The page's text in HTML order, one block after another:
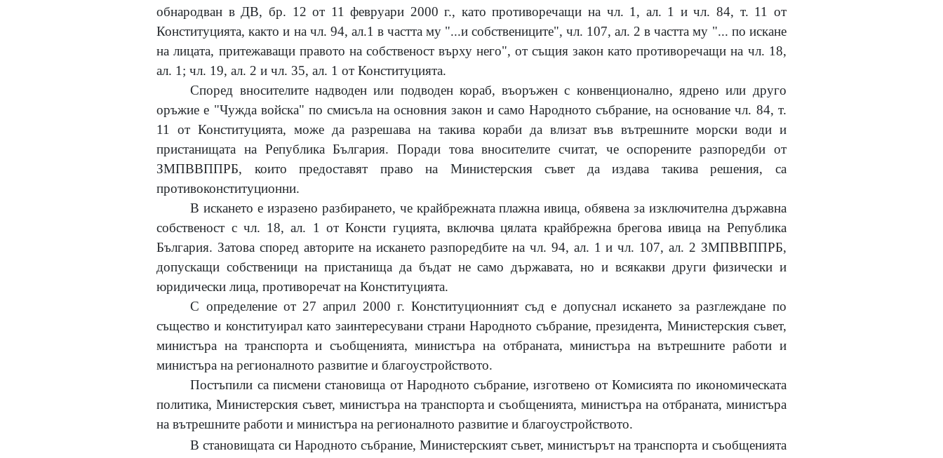
обнародван в ДВ, бр. 12 от 11 февруари 2000 г., като противоречащи на чл. 1, ал. 1 и чл. 84, т. 11 от
Конституцията, както и на чл. 94, ал.1 в частта му "...и собствениците", чл. 107, ал. 2 в частта му "... по искане
на лицата, притежаващи правото на собственост върху него", от същия закон като противоречащи на чл. 18,
ал. 1; чл. 19, ал. 2 и чл. 35, ал. 1 от Конституцията.
Според вносителите надводен или подводен кораб, въоръжен с конвенционално, ядрено или друго
оръжие е "Чужда войска" по смисъла на основния закон и само Народното събрание, на основание чл. 84, т.
11 от Конституцията, може да разрешава на такива кораби да влизат във вътрешните морски води и
пристанищата на Република България. Поради това вносителите считат, че оспорените разпоредби от
ЗМПВВППРБ, които предоставят право на Министерския съвет да издава такива решения, са
противоконституционни.
В искането е изразено разбирането, че крайбрежната плажна ивица, обявена за изключителна държавна
собственост с чл. 18, ал. 1 от Консти гуцията, включва цялата крайбрежна брегова ивица на Република
България. Затова според авторите на искането разпоредбите на чл. 94, ал. 1 и чл. 107, ал. 2 ЗМПВВППРБ,
допускащи собственици на пристанища да бъдат не само държавата, но и всякакви други физически и
юридически лица, противоречат на Конституцията.
С определение от 27 април 2000 г. Конституционният съд е допуснал искането за разглеждане по
същество и конституирал като заинтересувани страни Народното събрание, президента, Министерския съвет,
министъра на транспорта и съобщенията, министъра на отбраната, министъра на вътрешните работи и
министъра на регионалното развитие и благоустройството.
Постъпили са писмени становища от Народното събрание, изготвено от Комисията по икономическата
политика, Министерския съвет, министъра на транспорта и съобщенията, министъра на отбраната, министъра
на вътрешните работи и министъра на регионалното развитие и благоустройството.
В становищата си Народното събрание, Министерският съвет, министърът на транспорта и съобщенията